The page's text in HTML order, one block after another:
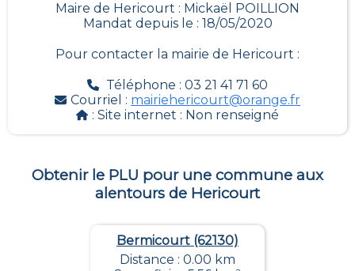
Maire de Hericourt : Mickaël POILLION
Mandat depuis le : 18/05/2020
Pour contacter la mairie de Hericourt :
Téléphone : 03 21 41 71 60
Courriel : mairiehericourt@orange.fr
: Site internet : Non renseigné
Obtenir le PLU pour une commune aux
alentours de Hericourt
Bermicourt (62130)
Distance : 0.00 km